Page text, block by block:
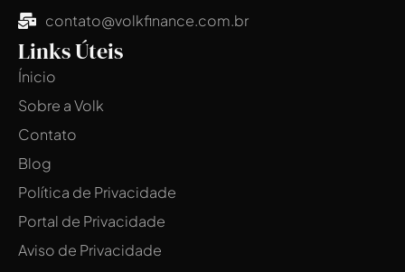
contato@volkfinance.com.br
Links Úteis
Ínicio
Sobre a Volk
Contato
Blog
Política de Privacidade
Portal de Privacidade
Aviso de Privacidade